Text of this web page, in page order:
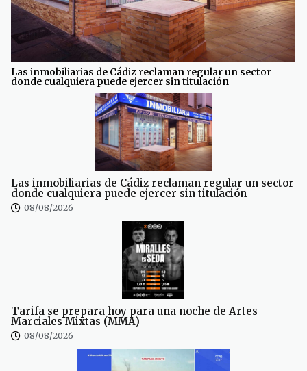
Las inmobiliarias de Cádiz reclaman regular un sector
donde cualquiera puede ejercer sin titulación
Las inmobiliarias de Cádiz reclaman regular un sector
donde cualquiera puede ejercer sin titulación
08/08/2026
Tarifa se prepara hoy para una noche de Artes
Marciales Mixtas (MMA)
08/08/2026